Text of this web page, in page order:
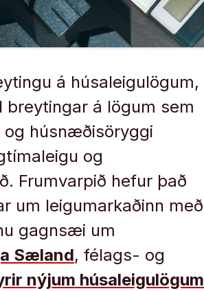
á húsaleigulögum,
breytingar á lögum sem
og húsnæðisöryggi
og
Frumvarpið hefur það
um leigumarkaðinn með
gagnsæi um
Sæland, félags- og
nýjum húsaleigulögum